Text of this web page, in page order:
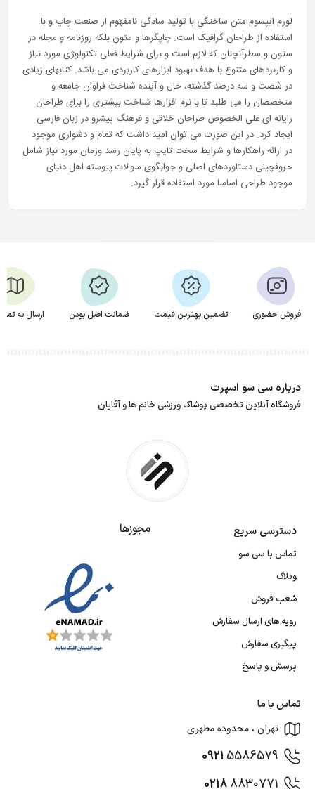
لورم ایپسوم متن ساختگی با تولید سادگی نامفهوم از صنعت چاپ و با
استفاده از طراحان گرافیک است. چاپگرها و متون بلکه روزنامه و مجله در
ستون و سطرآنچنان که لازم است و برای شرایط فعلی تکنولوژی مورد نیاز
و کاربردهای متنوع با هدف بهبود ابزارهای کاربردی می باشد. کتابهای زیادی
در شصت و سه درصد گذشته، حال و آینده شناخت فراوان جامعه و
متخصصان را می طلبد تا با نرم افزارها شناخت بیشتری را برای طراحان
رایانه ای علی الخصوص طراحان خلاقی و فرهنگ پیشرو در زبان فارسی
ایجاد کرد. در این صورت می توان امید داشت که تمام و دشواری موجود
در ارائه راهکارها و شرایط سخت تایپ به پایان رسد وزمان مورد نیاز شامل
حروفچینی دستاوردهای اصلی و جوابگوی سوالات پیوسته اهل دنیای
موجود طراحی اساسا مورد استفاده قرار گیرد.
فروش حضوری تضمین بهترین قیمت ضمانت اصل بودن ارسال به
درباره سی سو اسپرت
فروشگاه آنلاین تخصصی پوشاک ورزشی خانم ها و آقایان
دسترسی سریع
تماس با سی سو
وبلاگ
شعب فروش
رویه های ارسال سفارش
پیگیری سفارش
پرسش و پاسخ
مجوزها
تماس با ما
تهران ، محدوده مطهری
09215586579
02188830771